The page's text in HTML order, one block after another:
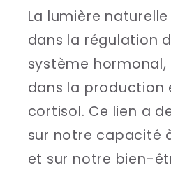
La lumière
dans la régulation
système
dans la production
cortisol. Ce lien a
sur notre capacité
et sur notre bien-